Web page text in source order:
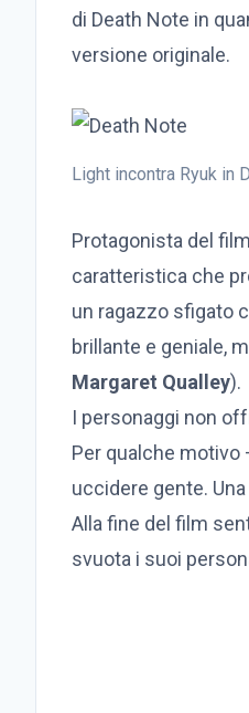
di Death Note in
versione originale.
Light incontra Ryuk in
Protagonista del
caratteristica che
un ragazzo sfigato
brillante e geniale,
Margaret Qualley).
I personaggi non
Per qualche motivo
uccidere gente.
Alla fine del film
svuota i suoi